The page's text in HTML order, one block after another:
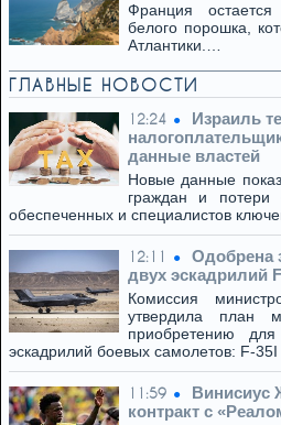
Франция
белого порошка,
Атлантики.…
ГЛАВНЫЕ НОВОСТИ
12:24
Израиль
данные властей
Новые данные
граждан и потери
обеспеченных и специалистов
12:11
Одобрена
двух эскадрилий
Комиссия
утвердила план
приобретению
эскадрилий боевых самолетов: F-
11:59
Винисиус
контракт с